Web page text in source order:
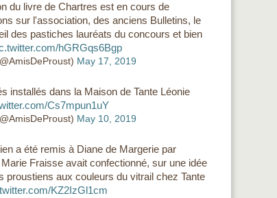
du livre de Chartres est en cours de
sur l'association, des anciens Bulletins, le
des pastiches lauréats du concours et bien
hGRGqs6Bgp
May 17, 2019
installés dans la Maison de Tante Léonie
Cs7mpun1uY
May 10, 2019
a été remis à Diane de Margerie par
Fraisse avait confectionné, sur une idée
proustiens aux couleurs du vitrail chez Tante
KZ2IzGl1cm